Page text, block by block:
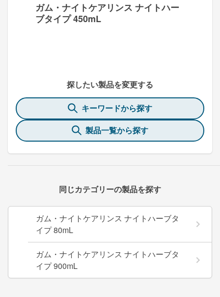
ガム・ナイトケアリンス ナイトハー
ブタイプ 450mL
探したい製品を変更する
キーワードから探す
製品一覧から探す
同じカテゴリーの製品を探す
ガム・ナイトケアリンス ナイトハーブタ
イプ 80mL
ガム・ナイトケアリンス ナイトハーブタ
イプ 900mL